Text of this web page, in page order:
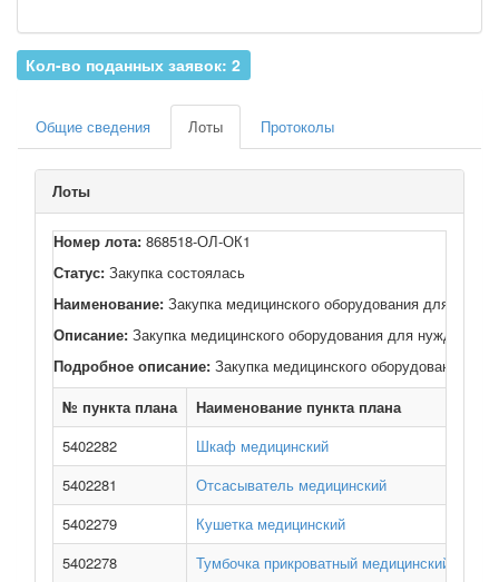
Кол-во поданных заявок: 2
Общие сведения Лоты Протоколы
Лоты
Номер лота: 868518-ОЛ-ОК1
Статус: Закупка состоялась
Наименование: Закупка медицинского оборудования для нужд
Описание: Закупка медицинского оборудования для нужд
Подробное описание: Закупка медицинского оборудования
№ пункта плана
Наименование пункта плана
5402282
Шкаф медицинский
5402281
Отсасыватель медицинский
5402279
Кушетка медицинский
5402278
Тумбочка прикроватный медицинский